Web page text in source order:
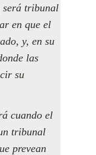
tribunal
en que el
y, en su
las
su
cuando el
tribunal
prevean